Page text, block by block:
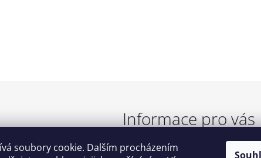
soubory cookie. Dalším procházením
Informace pro vás
TABULKA VELIKOSTÍ